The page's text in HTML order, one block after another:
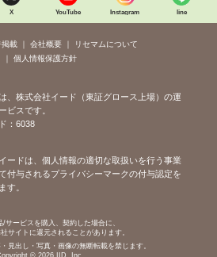
X YouTube Instagram line
掲載 会社概要
リセマムについて
個人情報保護方針
、株式会社イード（東証グロース上場）の運
ビスです。
：6038
ードは、個人情報の適切な取扱いを行う事業
付与されるプライバシーマークの付与認定を
す。
/サービスを購入、契約した場合に、
サイトに還元されることがあります。
見出し・写真・画像の無断転載を禁じます。
© 2026 IID, Inc.